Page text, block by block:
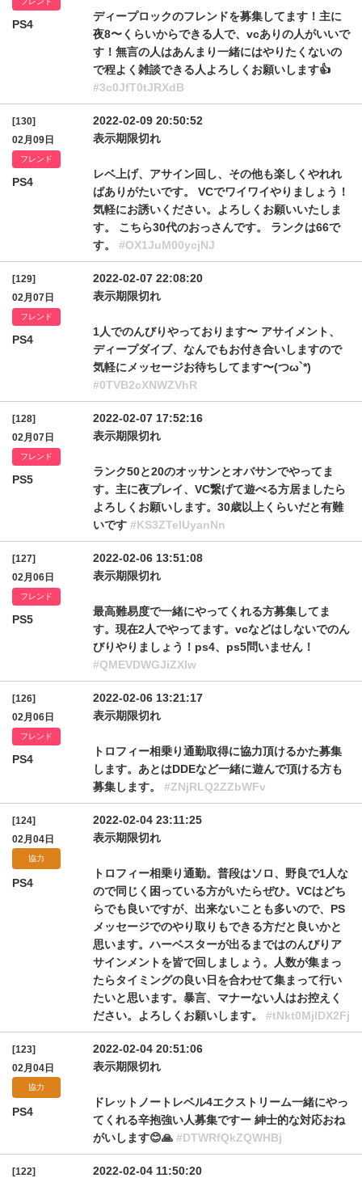
PS4
ディープロックのフレンドを募集してます！主に
夜8〜くらいからできる人で、vcありの人がいいで
す！無言の人はあんまり一緒にはやりたくないの
で程よく雑談できる人よろしくお願いします👍
#3c0JfT0tJRXdB
[130]
02月09日
フレンド
PS4
2022-02-09 20:50:52
表示期限切れ
レベ上げ、アサイン回し、その他も楽しくやれれ
ばありがたいです。 VCでワイワイやりましょう！
気軽にお誘いください。よろしくお願いいたしま
す。 こちら30代のおっさんです。 ランクは66で
す。 #OX1JuM00ycjNJ
[129]
02月07日
フレンド
PS4
2022-02-07 22:08:20
表示期限切れ
1人でのんびりやっております〜 アサイメント、
ディープダイブ、なんでもお付き合いしますので
気軽にメッセージお待ちしてます〜(つω`*)
#0TVB2cXNWZVhR
[128]
02月07日
フレンド
PS5
2022-02-07 17:52:16
表示期限切れ
ランク50と20のオッサンとオバサンでやってま
す。主に夜プレイ、VC繋げて遊べる方居ましたら
よろしくお願いします。30歳以上くらいだと有難
いです #KS3ZTelUyanNn
[127]
02月06日
フレンド
PS5
2022-02-06 13:51:08
表示期限切れ
最高難易度で一緒にやってくれる方募集してま
す。現在2人でやってます。vcなどはしないでのん
びりやりましょう！ps4、ps5問いません！
#QMEVDWGJiZXIw
[126]
02月06日
フレンド
PS4
2022-02-06 13:21:17
表示期限切れ
トロフィー相乗り通勤取得に協力頂けるかた募集
します。あとはDDEなど一緒に遊んで頂ける方も
募集します。 #ZNjRLQ2ZZbWFv
[124]
02月04日
協力
PS4
2022-02-04 23:11:25
表示期限切れ
トロフィー相乗り通勤。普段はソロ、野良で1人な
ので同じく困っている方がいたらぜひ。VCはどち
らでも良いですが、出来ないことも多いので、PS
メッセージでのやり取りもできる方だと良いかと
思います。ハーベスターが出るまではのんびりア
サインメントを皆で回しましょう。人数が集まっ
たらタイミングの良い日を合わせて集まって行い
たいと思います。暴言、マナーない人はお控えく
ださい。よろしくお願いします。 #tNkt0MjlDX2Fj
[123]
02月04日
協力
PS4
2022-02-04 20:51:06
表示期限切れ
ドレットノートレベル4エクストリーム一緒にやっ
てくれる辛抱強い人募集ですー 紳士的な対応おね
がいします😊🙏 #DTWRfQkZQWHBj
[122]
2022-02-04 11:50:20